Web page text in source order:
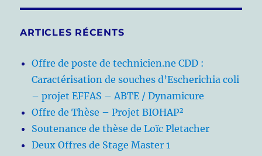
ARTICLES RÉCENTS
Offre de poste de technicien.ne CDD :
Caractérisation de souches d’Escherichia coli
– projet EFFAS – ABTE / Dynamicure
Offre de Thèse – Projet BIOHAP²
Soutenance de thèse de Loïc Pletacher
Deux Offres de Stage Master 1